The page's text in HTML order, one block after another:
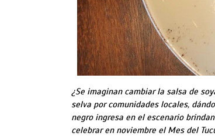
¿Se imaginan cambiar la salsa de
selva por comunidades locales,
negro ingresa en el escenario
celebrar en noviembre el Mes del